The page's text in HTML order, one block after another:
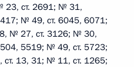
23, ст. 2691; № 31,
№ 49, ст. 6045, 6071;
№ 27, ст. 3126; № 30,
5519; № 49, ст. 5723;
13, 31; № 11, ст. 1265;